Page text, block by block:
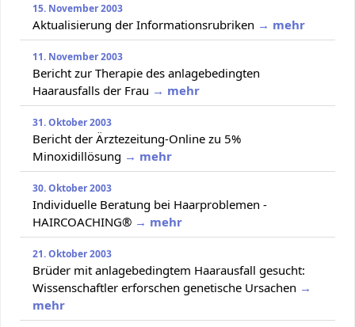
15. November 2003
Aktualisierung der Informationsrubriken → mehr
11. November 2003
Bericht zur Therapie des anlagebedingten
Haarausfalls der Frau → mehr
31. Oktober 2003
Bericht der Ärztezeitung-Online zu 5%
Minoxidillösung → mehr
30. Oktober 2003
Individuelle Beratung bei Haarproblemen -
HAIRCOACHING® → mehr
21. Oktober 2003
Brüder mit anlagebedingtem Haarausfall gesucht:
Wissenschaftler erforschen genetische Ursachen →
mehr